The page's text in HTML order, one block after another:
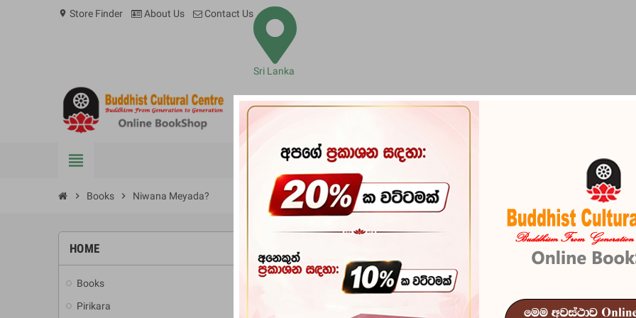
location_on Store Finder About Us Contact Us
Sri Lanka
view_headline BOOKS PIRIKARA BUDDHA STATUES RITUAL ITEMS &
chevron_right Books chevron_right Niwana Meyada?
HOME
Books
Pirikara
-20% Niwana
In stock
20